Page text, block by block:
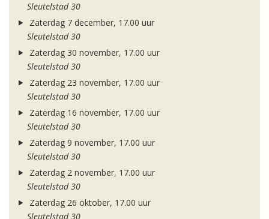
Sleutelstad 30
Zaterdag 7 december, 17.00 uur
Sleutelstad 30
Zaterdag 30 november, 17.00 uur
Sleutelstad 30
Zaterdag 23 november, 17.00 uur
Sleutelstad 30
Zaterdag 16 november, 17.00 uur
Sleutelstad 30
Zaterdag 9 november, 17.00 uur
Sleutelstad 30
Zaterdag 2 november, 17.00 uur
Sleutelstad 30
Zaterdag 26 oktober, 17.00 uur
Sleutelstad 30